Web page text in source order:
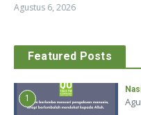
Agustus 6, 2026
Featured Posts
1